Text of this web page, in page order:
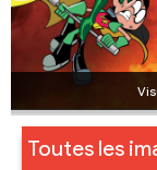
Toutes les